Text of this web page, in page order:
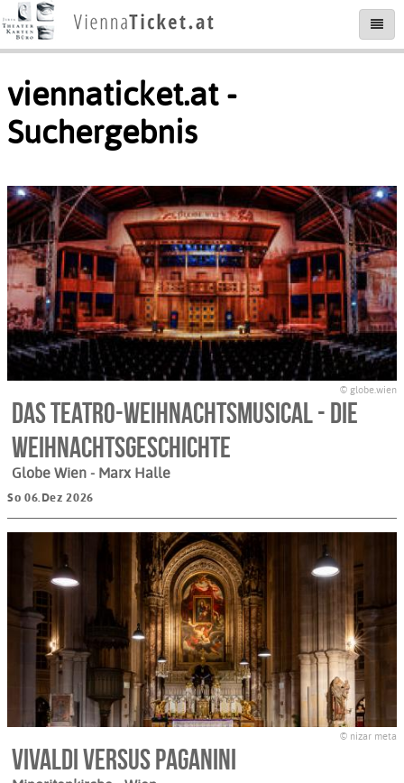
viennaticket.at -
Suchergebnis
© globe.wien
Das teatro-Weihnachtsmusical - Die
Weihnachtsgeschichte
Globe Wien - Marx Halle
So 06.Dez 2026
© nizar meta
VIVALDI versus PAGANINI